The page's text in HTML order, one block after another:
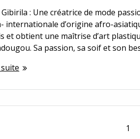
: Une créatrice de mode
internationale d’origine afro-
et obtient une maîtrise d’art
Sa passion, sa soif et son
Page
1